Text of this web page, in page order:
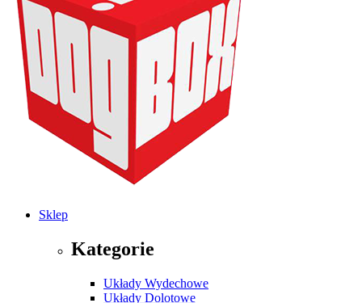
Sklep
Kategorie
Układy Wydechowe
Układy Dolotowe